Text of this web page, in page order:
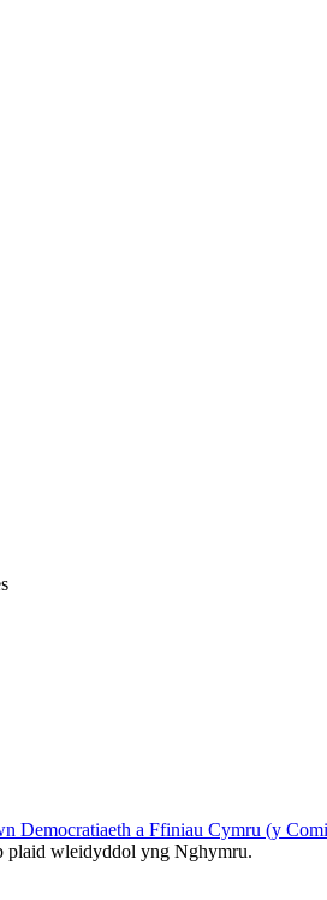
Democratiaeth a Ffiniau Cymru (y
plaid wleidyddol yng Nghymru.